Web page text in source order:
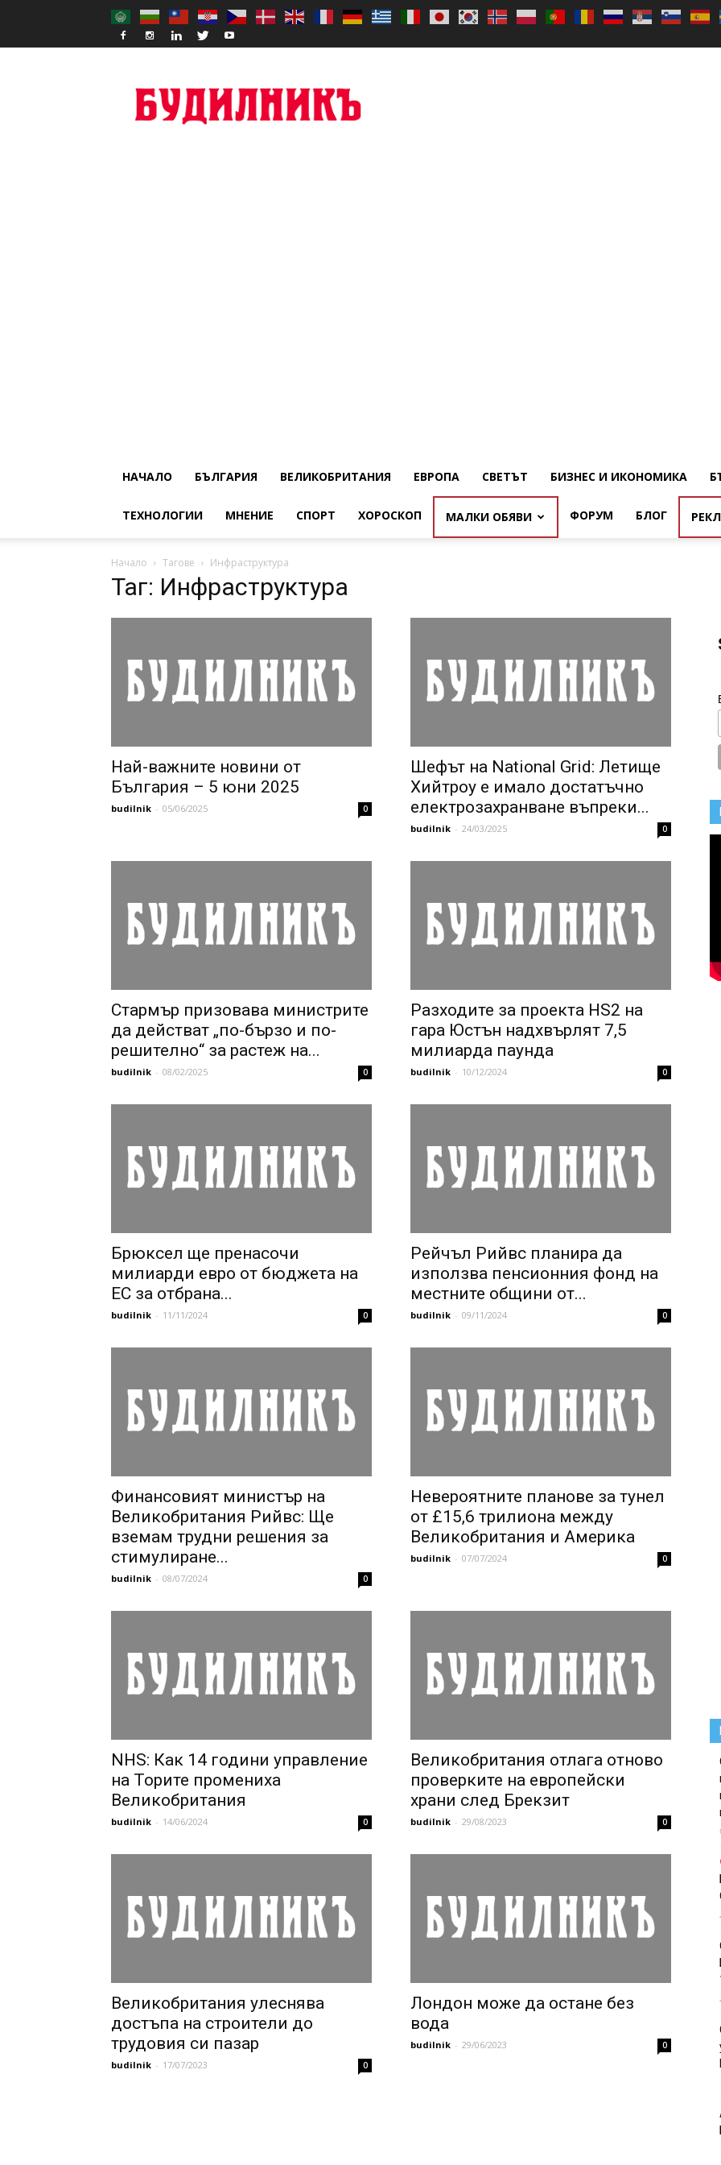
НАЧАЛО БЪЛГАРИЯ ВЕЛИКОБРИТАНИЯ ЕВРОПА СВЕТЪТ БИЗНЕС И ИКОНОМИКА
ТЕХНОЛОГИИ МНЕНИЕ СПОРТ ХОРОСКОП МАЛКИ ОБЯВИ ФОРУМ БЛОГ
Начало Тагове Инфраструктура
Таг: Инфраструктура
Най-важните новини от
България – 5 юни 2025
budilnik - 05/06/2025 0
Шефът на National Grid: Летище
Хийтроу е имало достатъчно
електрозахранване въпреки...
budilnik - 24/03/2025 0
Стармър призовава министрите
да действат „по-бързо и по-
решително“ за растеж на...
budilnik - 08/02/2025 0
Разходите за проекта HS2 на
гара Юстън надхвърлят 7,5
милиарда паунда
budilnik - 10/12/2024 0
Брюксел ще пренасочи
милиарди евро от бюджета на
ЕС за отбрана...
budilnik - 11/11/2024 0
Рейчъл Рийвс планира да
използва пенсионния фонд на
местните общини от...
budilnik - 09/11/2024 0
Финансовият министър на
Великобритания Рийвс: Ще
вземам трудни решения за
стимулиране...
budilnik - 08/07/2024 0
Невероятните планове за тунел
от £15,6 трилиона между
Великобритания и Америка
budilnik - 07/07/2024 0
NHS: Как 14 години управление
на Торите промениха
Великобритания
budilnik - 14/06/2024 0
Великобритания отлага отново
проверките на европейски
храни след Брекзит
budilnik - 29/08/2023 0
Великобритания улеснява
достъпа на строители до
трудовия си пазар
budilnik - 17/07/2023 0
Лондон може да остане без
вода
budilnik - 29/06/2023 0